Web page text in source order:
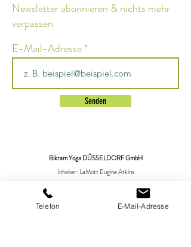
Newsletter abonnieren & nichts mehr
verpassen
E-Mail-Adresse
Senden
Bikram Yoga DÜSSELDORF GmbH
Inhaber: LaMott Eugine Atkins
Telefon E-Mail-Adresse